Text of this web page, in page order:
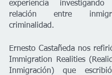
experiencia
relación entre
criminalidad.
Ernesto Castañeda nos
Immigration Realities